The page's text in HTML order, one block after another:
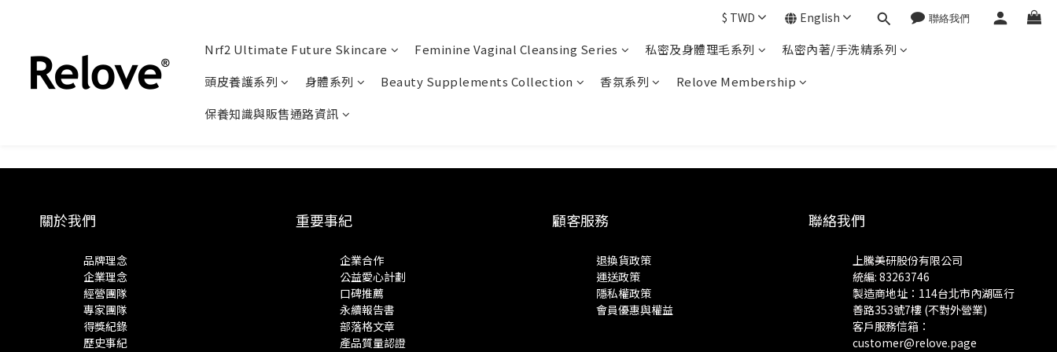
Nrf2 Ultimate Future Skincare Feminine Vaginal Cleansing Series 私密及身體理毛系列
私密內著/手洗精系列
頭皮養護系列
身體系列 Beauty Supplements Collection 香氛系列
Relove Membership
保養知識與販售通路資訊
$ TWD English
關於我們
品牌理念
企業理念
經營團隊
專家團隊
得獎紀錄
歷史事紀
重要事紀
企業合作
公益愛心計劃
口碑推薦
永續報告書
部落格文章
產品質量認證
顧客服務
退換貨政策
運送政策
隱私權政策
會員優惠與權益
聯絡我們
上騰美研股份有限公司
統編: 83263746
製造商地址：114台北市內湖區行
善路353號7樓 (不對外營業)
客戶服務信箱：
customer@relove.page